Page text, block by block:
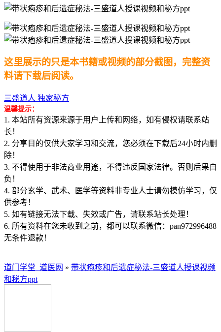
这里展示的只是本书籍或视频的部分截图，完整资
料请下载后阅读。
三盛道人 独家秘方
温馨提示：
1. 本站所有资源来源于用户上传和网络，如有侵权请联系站
长！
2. 分享目的仅供大家学习和交流，您必须在下载后24小时内删
除！
3. 不得使用于非法商业用途，不得违反国家法律。否则后果自
负！
4. 部分玄学、武术、医学等资料非专业人士请勿模仿学习，仅
供参考！
5. 如有链接无法下载、失效或广告，请联系站长处理！
6. 所有资料在您未收到之前，都可以联系微信：pan972996488
无条件退款！
道门学堂_道医网 » 带状疱疹和后遗症秘法-三盛道人授课视频
和秘方ppt